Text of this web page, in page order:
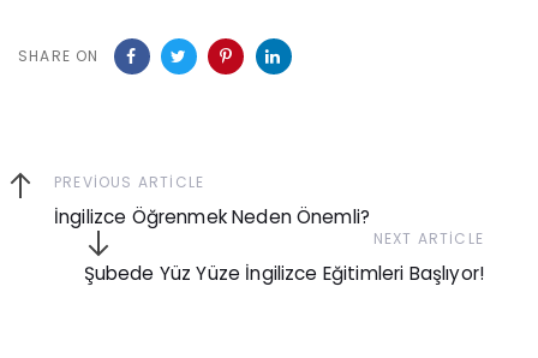
SHARE ON
Previous
Article
PREVIOUS ARTICLE
İngilizce Öğrenmek Neden Önemli?
Next
Article
NEXT ARTICLE
Şubede Yüz Yüze İngilizce Eğitimleri Başlıyor!